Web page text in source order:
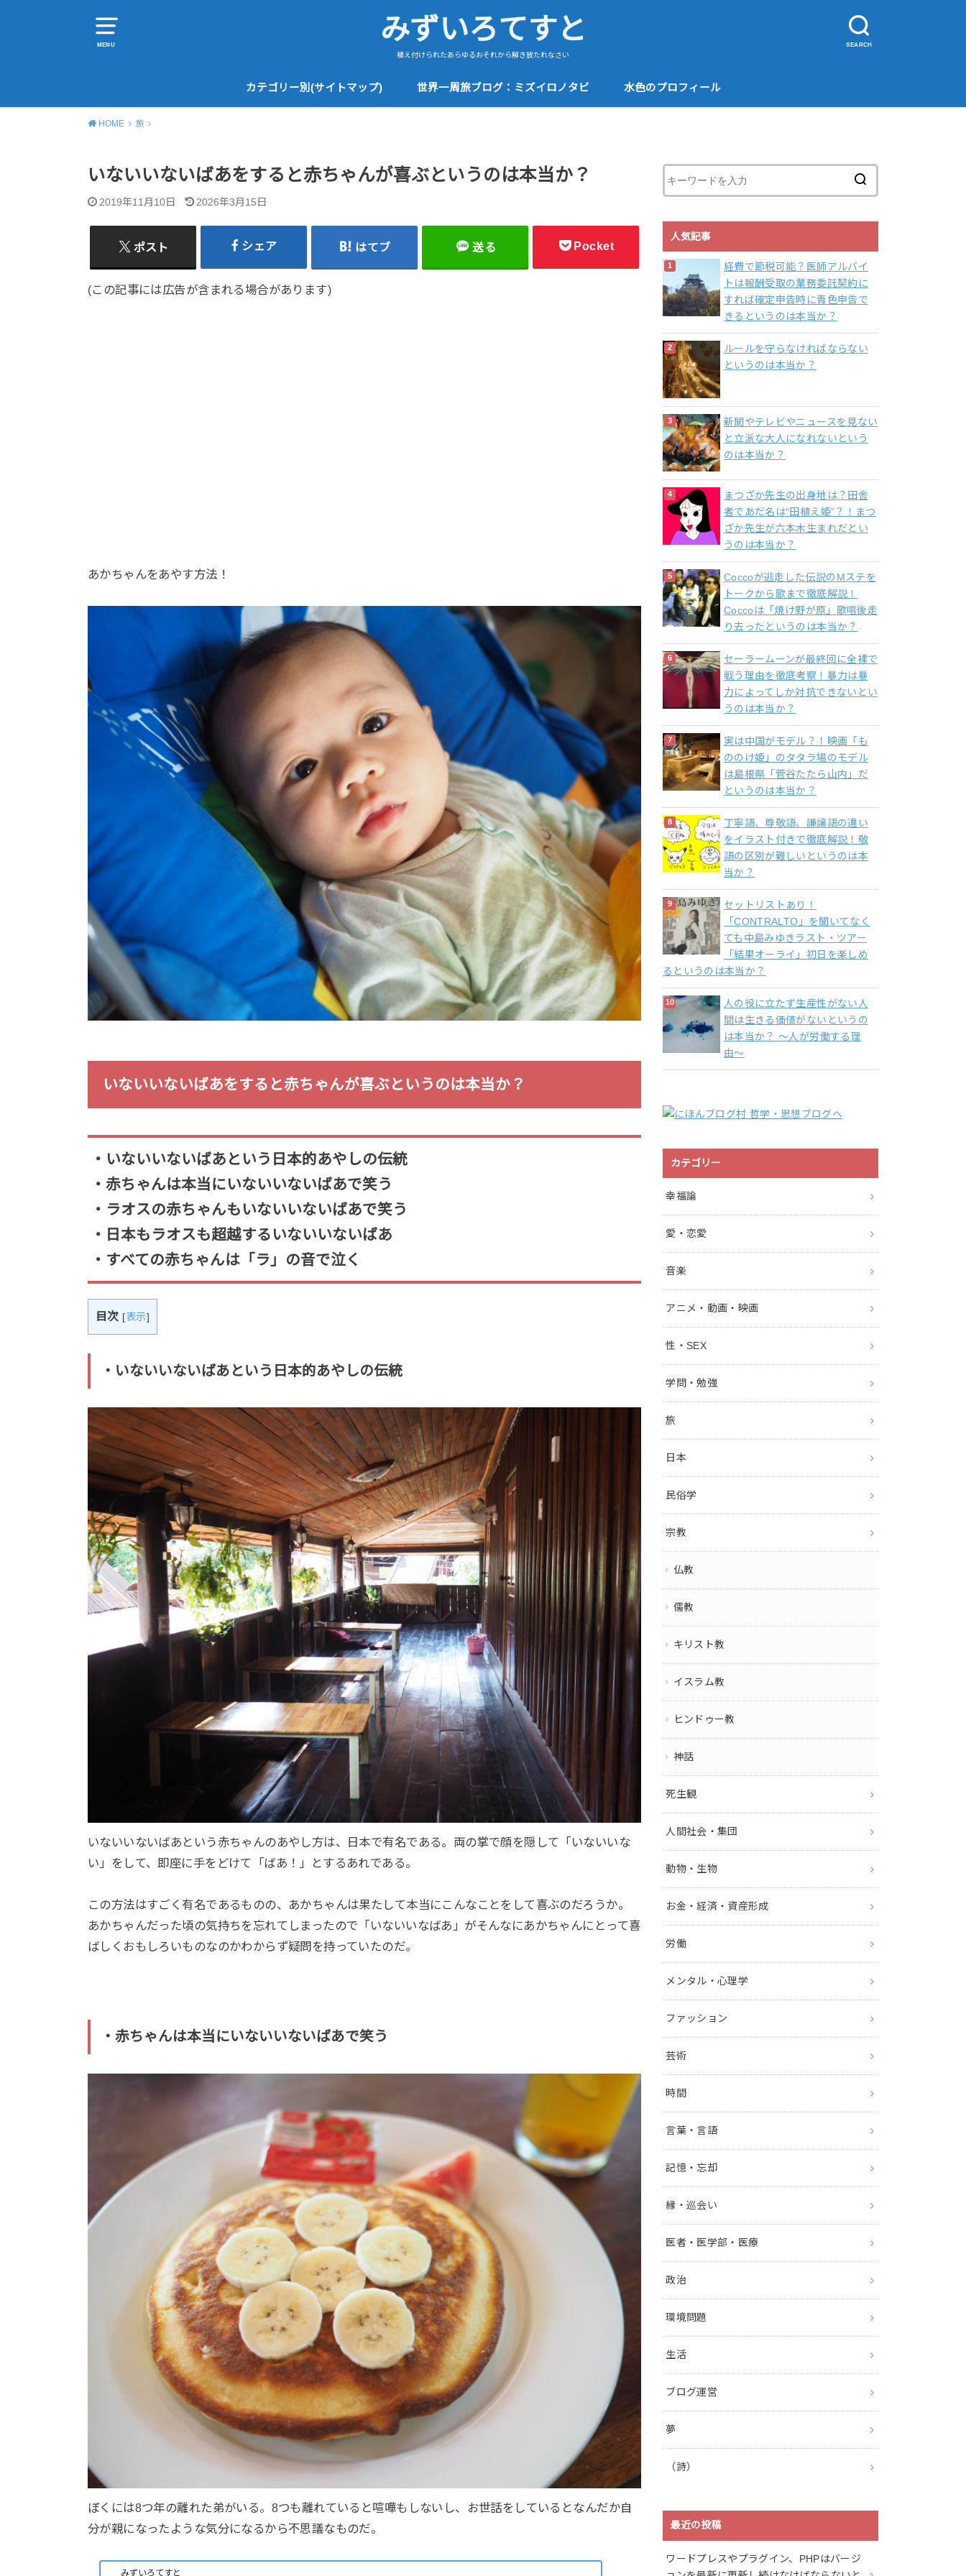
MENU SEARCH
みずいろてすと
植え付けられたあらゆるおそれから解き放たれなさい
カテゴリー別(サイトマップ) 世界一周旅ブログ：ミズイロノタビ 水色のプロフィール
HOME 旅
いないいないばあをすると赤ちゃんが喜ぶというのは本当か？
2019年11月10日 2026年3月15日
ポスト シェア はてブ 送る Pocket
(この記事には広告が含まれる場合があります)
あかちゃんをあやす方法！
いないいないばあをすると赤ちゃんが喜ぶというのは本当か？
・いないいないばあという日本的あやしの伝統
・赤ちゃんは本当にいないいないばあで笑う
・ラオスの赤ちゃんもいないいないばあで笑う
・日本もラオスも超越するいないいないばあ
・すべての赤ちゃんは「ラ」の音で泣く
目次 [表示]
・いないいないばあという日本的あやしの伝統
いないいないばあという赤ちゃんのあやし方は、日本で有名である。両の掌で顔を隠して「いないいな
い」をして、即座に手をどけて「ばあ！」とするあれである。
この方法はすごく有名であるものの、あかちゃんは果たして本当にこんなことをして喜ぶのだろうか。
あかちゃんだった頃の気持ちを忘れてしまったので「いないいなばあ」がそんなにあかちゃんにとって喜
ばしくおもしろいものなのかわからず疑問を持っていたのだ。
・赤ちゃんは本当にいないいないばあで笑う
ぼくには8つ年の離れた弟がいる。8つも離れていると喧嘩もしないし、お世話をしているとなんだか自
分が親になったような気分になるから不思議なものだ。
みずいろてすと
人気記事
経費で節税可能？医師アルバイ
トは報酬受取の業務委託契約に
すれば確定申告時に青色申告で
きるというのは本当か？
ルールを守らなければならない
というのは本当か？
新聞やテレビやニュースを見ない
と立派な大人になれないという
のは本当か？
まつざか先生の出身地は？田舎
者であだ名は“田植え姫”？！まつ
ざか先生が六本木生まれだとい
うのは本当か？
Coccoが逃走した伝説のMステを
トークから歌まで徹底解説！
Coccoは「焼け野が原」歌唱後走
り去ったというのは本当か？
セーラームーンが最終回に全裸で
戦う理由を徹底考察！暴力は暴
力によってしか対抗できないとい
うのは本当か？
実は中国がモデル？！映画「も
ののけ姫」のタタラ場のモデル
は島根県「菅谷たたら山内」だ
というのは本当か？
丁寧語、尊敬語、謙譲語の違い
をイラスト付きで徹底解説！敬
語の区別が難しいというのは本
当か？
セットリストあり！
「CONTRALTO」を聞いてなく
ても中島みゆきラスト・ツアー
「結果オーライ」初日を楽しめ
るというのは本当か？
人の役に立たず生産性がない人
間は生きる価値がないというの
は本当か？ 〜人が労働する理
由〜
カテゴリー
幸福論
愛・恋愛
音楽
アニメ・動画・映画
性・SEX
学問・勉強
旅
日本
民俗学
宗教
仏教
儒教
キリスト教
イスラム教
ヒンドゥー教
神話
死生観
人間社会・集団
動物・生物
お金・経済・資産形成
労働
メンタル・心理学
ファッション
芸術
時間
言葉・言語
記憶・忘却
縁・巡会い
医者・医学部・医療
政治
環境問題
生活
ブログ運営
夢
（詩）
最近の投稿
ワードプレスやプラグイン、PHPはバージ